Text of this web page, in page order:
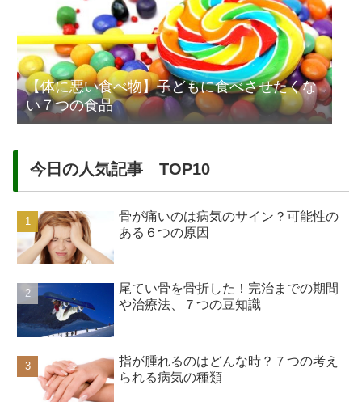
【体に悪い食べ物】子どもに食べさせたくな
い７つの食品
今日の人気記事 TOP10
骨が痛いのは病気のサイン？可能性の
ある６つの原因
尾てい骨を骨折した！完治までの期間
や治療法、７つの豆知識
指が腫れるのはどんな時？７つの考え
られる病気の種類